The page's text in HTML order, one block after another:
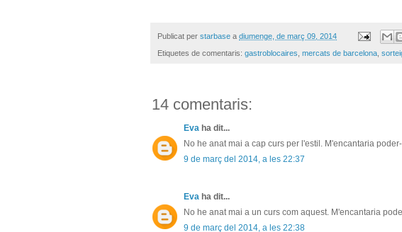
Publicat per starbase a diumenge, de març 09, 2014
Etiquetes de comentaris: gastroblocaires mercats de barcelona
14 comentaris:
Eva ha dit...
No he anat mai a cap curs per l'estil. M'encantaria
9 de març del 2014, a les 22:37
Eva ha dit...
No he anat mai a un curs com aquest. M'encantaria
9 de març del 2014, a les 22:38